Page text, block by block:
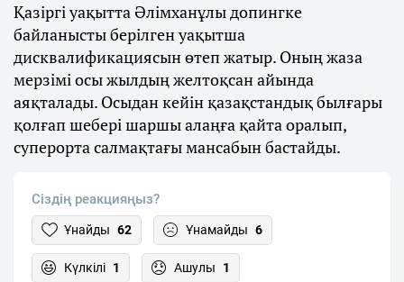
Қазіргі уақытта Әлімханұлы допингке
байланысты берілген уақытша
дисквалификациясын өтеп жатыр. Оның жаза
мерзімі осы жылдың желтоқсан айында
аяқталады. Осыдан кейін қазақстандық былғары
қолғап шебері шаршы алаңға қайта оралып,
суперорта салмақтағы мансабын бастайды.
Сіздің реакцияңыз?
Ұнайды 62 Ұнамайды 6
Күлкілі 1 Ашулы 1